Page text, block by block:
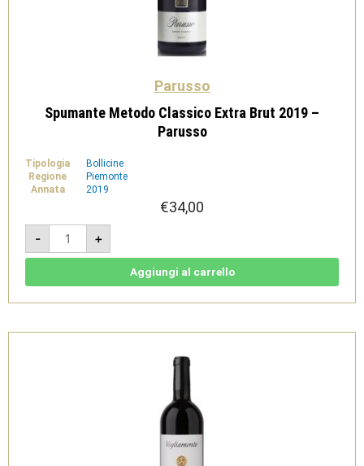
Parusso
Spumante Metodo Classico Extra Brut 2019 –
Parusso
Tipologia
Bollicine
Regione
Piemonte
Annata
2019
€34,00
-
Spumante
Metodo
Classico
Extra
Parusso
+
Aggiungi al carrello